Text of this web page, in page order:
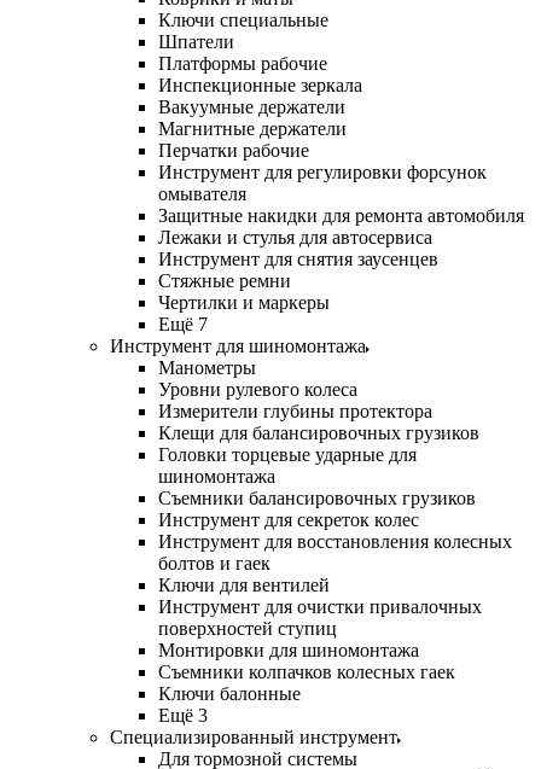
Ключи специальные
Шпатели
Платформы рабочие
Инспекционные зеркала
Вакуумные держатели
Магнитные держатели
Перчатки рабочие
Инструмент для регулировки форсунок
омывателя
Защитные накидки для ремонта автомобиля
Лежаки и стулья для автосервиса
Инструмент для снятия заусенцев
Стяжные ремни
Чертилки и маркеры
Ещё 7
Инструмент для шиномонтажа
Манометры
Уровни рулевого колеса
Измерители глубины протектора
Клещи для балансировочных грузиков
Головки торцевые ударные для
шиномонтажа
Съемники балансировочных грузиков
Инструмент для секреток колес
Инструмент для восстановления колесных
болтов и гаек
Ключи для вентилей
Инструмент для очистки привалочных
поверхностей ступиц
Монтировки для шиномонтажа
Съемники колпачков колесных гаек
Ключи балонные
Ещё 3
Специализированный инструмент
Для тормозной системы